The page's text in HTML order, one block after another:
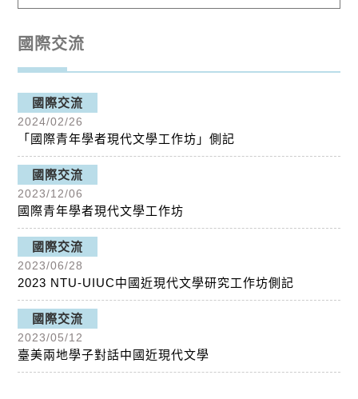
國際交流
國際交流
2024/02/26
「國際青年學者現代文學工作坊」側記
國際交流
2023/12/06
國際青年學者現代文學工作坊
國際交流
2023/06/28
2023 NTU-UIUC中國近現代文學研究工作坊側記
國際交流
2023/05/12
臺美兩地學子對話中國近現代文學